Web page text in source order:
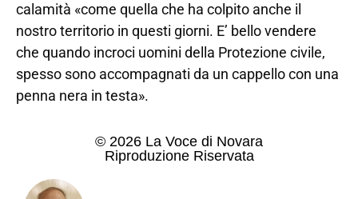
calamità «come quella che ha colpito anche il
nostro territorio in questi giorni. E’ bello vendere
che quando incroci uomini della Protezione civile,
spesso sono accompagnati da un cappello con una
penna nera in testa».
© 2026 La Voce di Novara
Riproduzione Riservata